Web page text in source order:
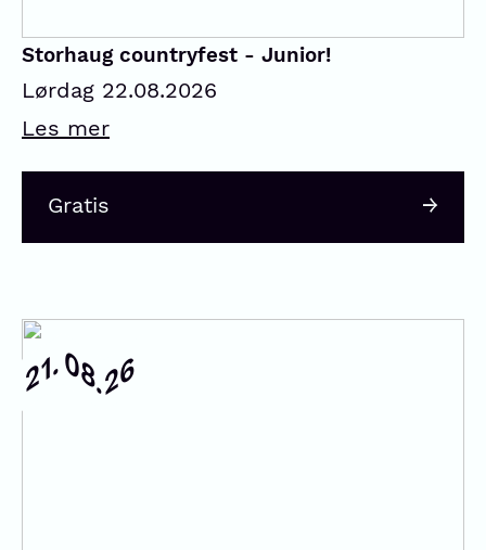
Storhaug countryfest - Junior!
Lørdag 22.08.2026
Les mer
Gratis
21.08.26